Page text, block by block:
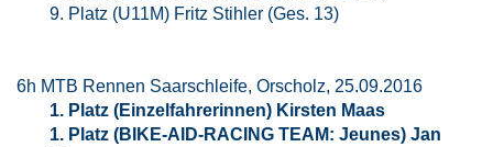
9. Platz (U11M) Fritz Stihler (Ges. 13)
6h MTB Rennen Saarschleife, Orscholz, 25.09.2016
1. Platz (Einzelfahrerinnen) Kirsten Maas
1. Platz (BIKE-AID-RACING TEAM: Jeunes) Jan